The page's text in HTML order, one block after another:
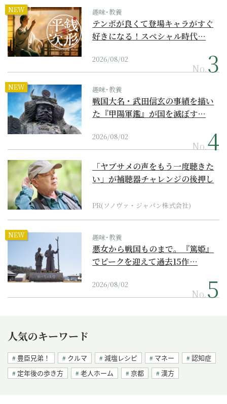
NEW 趣味･教養
テンポが良くて登場キャラがすぐ
好きになる！スペシャル時代…
2026/08/02
No.
NEW 趣味･教養
戦国大名・武田信玄の事績を描い
た『甲陽軍鑑』が国を滅ぼす…
2026/08/02
No.
「ヤブサメの声をもう一度聴きた
い」が補聴器チャレンジの後押し
PR(ソノヴァ・ジャパン株式会社)
NEW 趣味･教養
悪女から戦国ものまで。『篤姫』
でピークを迎えて過去15作…
2026/08/02
No.
人気のキーワード
豊臣兄弟！ クルマ 減塩レシピ マネー
認知症
定年後の歩き方
老人ホーム 京都 漢方